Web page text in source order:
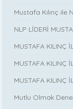
Mustafa Kılınç
NLP LİDERİ
MUSTAFA KILINÇ
MUSTAFA KILINÇ
MUSTAFA KILINÇ
Mutlu Olmak